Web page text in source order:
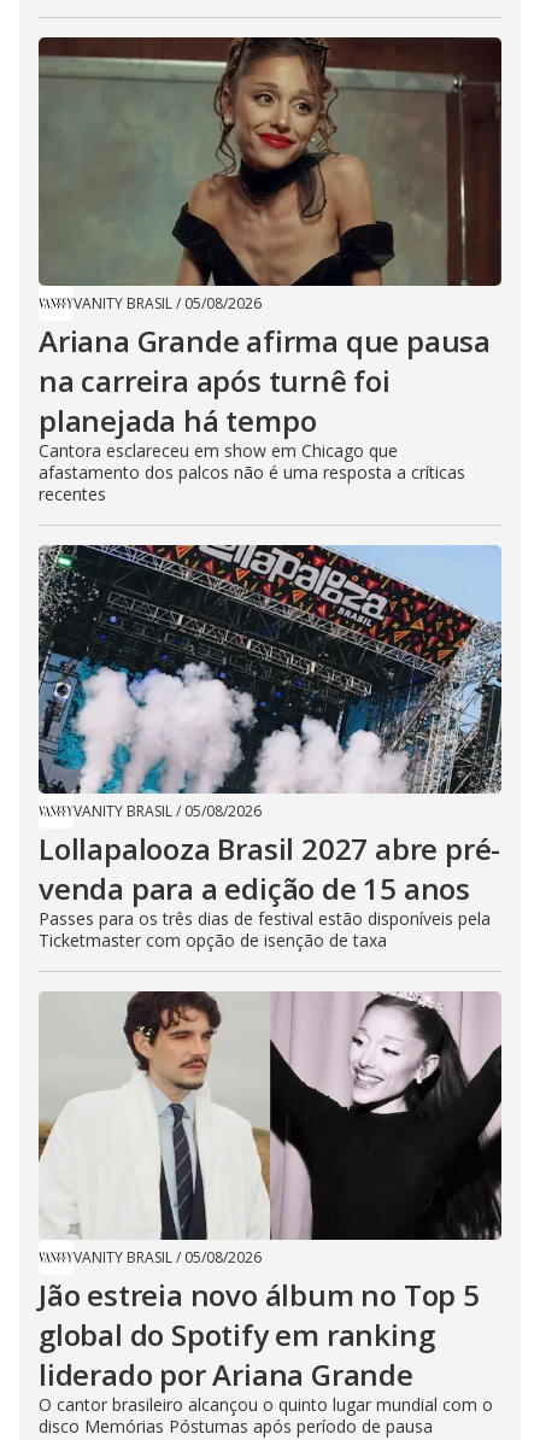
VANITY BRASIL/ 05/08/2026
Ariana Grande afirma que pausa
na carreira após turnê foi
planejada há tempo
Cantora esclareceu em show em Chicago que
afastamento dos palcos não é uma resposta a críticas
recentes
VANITY BRASIL/ 05/08/2026
Lollapalooza Brasil 2027 abre pré-
venda para a edição de 15 anos
Passes para os três dias de festival estão disponíveis pela
Ticketmaster com opção de isenção de taxa
VANITY BRASIL/ 05/08/2026
Jão estreia novo álbum no Top 5
global do Spotify em ranking
liderado por Ariana Grande
O cantor brasileiro alcançou o quinto lugar mundial com o
disco Memórias Póstumas após período de pausa